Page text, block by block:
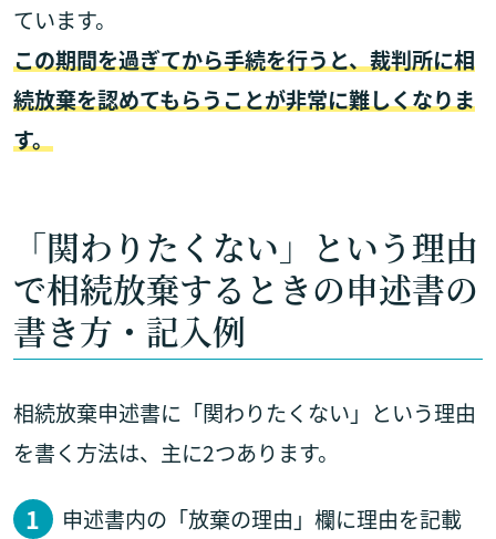
ています。
この期間を過ぎてから手続を行うと、裁判所に相
続放棄を認めてもらうことが非常に難しくなりま
す。
「関わりたくない」という理由
で相続放棄するときの申述書の
書き方・記入例
相続放棄申述書に「関わりたくない」という理由
を書く方法は、主に2つあります。
申述書内の「放棄の理由」欄に理由を記載